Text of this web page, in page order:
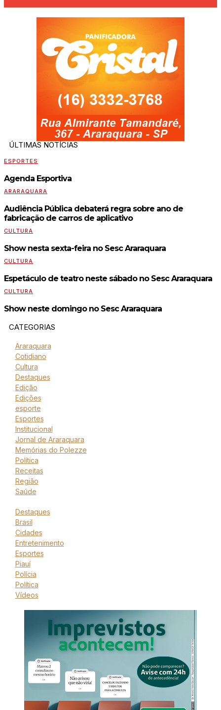
ÚLTIMAS NOTÍCIAS
ESPORTES
Agenda Esportiva
ARARAQUARA
Audiência Pública debaterá regra sobre ano de
fabricação de carros de aplicativo
CULTURA
Show nesta sexta-feira no Sesc Araraquara
CULTURA
Espetáculo de teatro neste sábado no Sesc Araraquara
CULTURA
Show neste domingo no Sesc Araraquara
CATEGORIAS
Araraquara
Cotidiano
Cultura
Destaques
Edição
Edições
esporte
Esportes
Institucional
Jornal de Araraquara
Memórias do Polezze
Política
Receitas
Região
Saúde
Destaques
Brasil
Cidades
Entretenimento
Esportes
Piauí
Polícia
Política
Vídeos